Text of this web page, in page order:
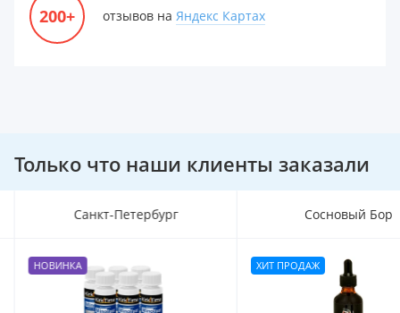
200+ отзывов на Яндекс Картах
Только что наши клиенты заказали
Санкт-Петербург
НОВИНКА
Сосновый Бор
ХИТ ПРОДАЖ